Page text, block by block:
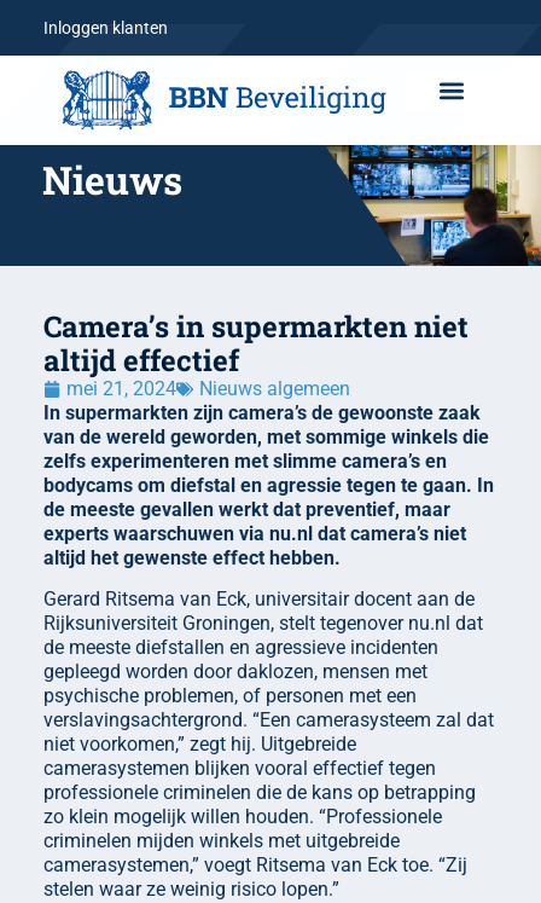
Inloggen klanten
Nieuws
Camera’s in supermarkten niet
altijd effectief
mei 21, 2024
Nieuws algemeen
In supermarkten zijn camera’s de gewoonste zaak
van de wereld geworden, met sommige winkels die
zelfs experimenteren met slimme camera’s en
bodycams om diefstal en agressie tegen te gaan. In
de meeste gevallen werkt dat preventief, maar
experts waarschuwen via nu.nl dat camera’s niet
altijd het gewenste effect hebben.
Gerard Ritsema van Eck, universitair docent aan de
Rijksuniversiteit Groningen, stelt tegenover nu.nl dat
de meeste diefstallen en agressieve incidenten
gepleegd worden door daklozen, mensen met
psychische problemen, of personen met een
verslavingsachtergrond. “Een camerasysteem zal dat
niet voorkomen,” zegt hij. Uitgebreide
camerasystemen blijken vooral effectief tegen
professionele criminelen die de kans op betrapping
zo klein mogelijk willen houden. “Professionele
criminelen mijden winkels met uitgebreide
camerasystemen,” voegt Ritsema van Eck toe. “Zij
stelen waar ze weinig risico lopen.”